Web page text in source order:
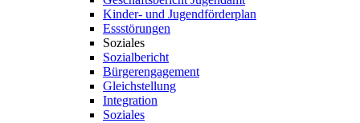
Kinder- und Jugendförderplan
Essstörungen
Soziales
Sozialbericht
Bürgerengagement
Gleichstellung
Integration
Soziales